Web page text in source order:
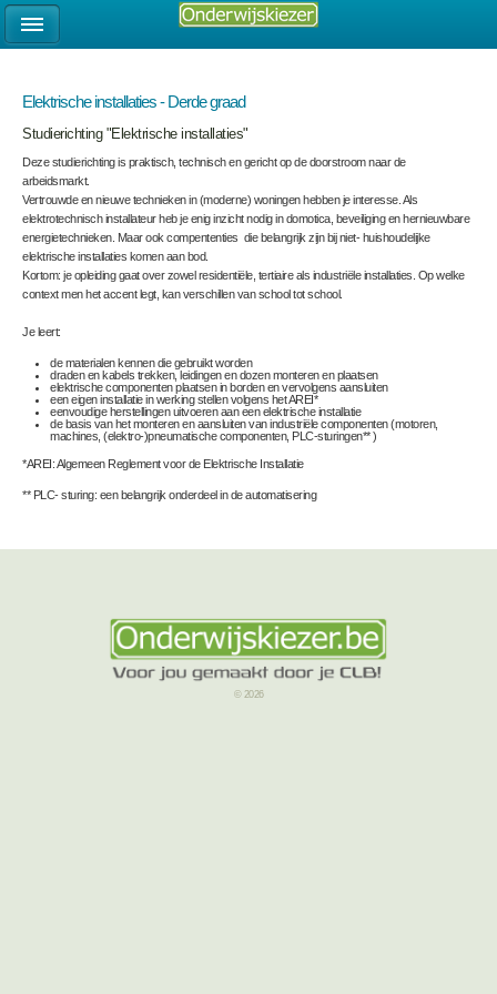
Elektrische installaties - Derde graad
Studierichting "Elektrische installaties"
Deze studierichting is praktisch, technisch en gericht op de doorstroom naar de
arbeidsmarkt.
Vertrouwde en nieuwe technieken in (moderne) woningen hebben je interesse. Als
elektrotechnisch installateur heb je enig inzicht nodig in domotica, beveiliging en hernieuwbare
energietechnieken. Maar ook compententies die belangrijk zijn bij niet- huishoudelijke
elektrische installaties komen aan bod.
Kortom: je opleiding gaat over zowel residentiële, tertiaire als industriële installaties. Op welke
context men het accent legt, kan verschillen van school tot school.
Je leert:
de materialen kennen die gebruikt worden
draden en kabels trekken, leidingen en dozen monteren en plaatsen
elektrische componenten plaatsen in borden en vervolgens aansluiten
een eigen installatie in werking stellen volgens het AREI*
eenvoudige herstellingen uitvoeren aan een elektrische installatie
de basis van het monteren en aansluiten van industriële componenten (motoren,
machines, (elektro-)pneumatische componenten, PLC-sturingen** )
*AREI: Algemeen Reglement voor de Elektrische Installatie
** PLC- sturing: een belangrijk onderdeel in de automatisering
© 2026